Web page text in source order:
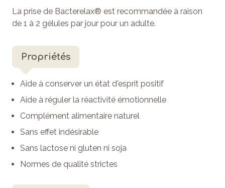
La prise de Bacterelax® est recommandée à raison
de 1 à 2 gélules par jour pour un adulte.
Propriétés
Aide à conserver un état d'esprit positif
Aide à réguler la réactivité émotionnelle
Complément alimentaire naturel
Sans effet indésirable
Sans lactose ni gluten ni soja
Normes de qualité strictes